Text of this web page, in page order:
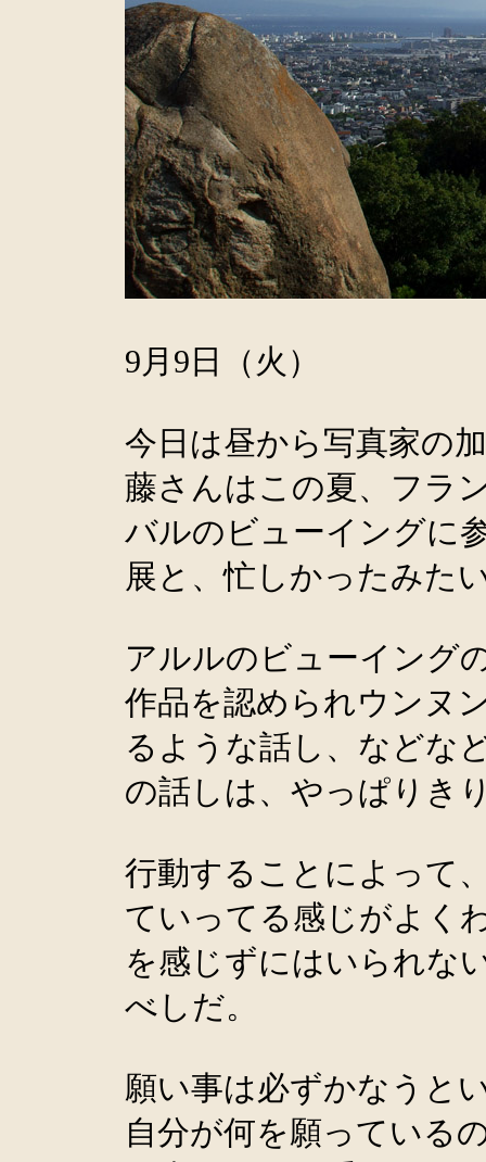
9月9日（火）
今日は昼から写真家の
藤さんはこの夏、フラ
バルのビューイングに
展と、忙しかったみた
アルルのビューイング
作品を認められウンヌ
るような話し、などな
の話しは、やっぱりき
行動することによって
ていってる感じがよく
を感じずにはいられな
べしだ。
願い事は必ずかなうと
自分が何を願っている